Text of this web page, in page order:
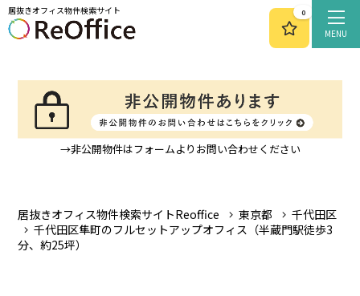
MENU
居抜きオフィス物件検索サイト 0
→非公開物件はフォームよりお問い合わせください
居抜きオフィス物件検索サイトReoffice 東京都
千代田区
千代田区隼町のフルセットアップオフィス（半蔵門駅徒歩3
分、約25坪）